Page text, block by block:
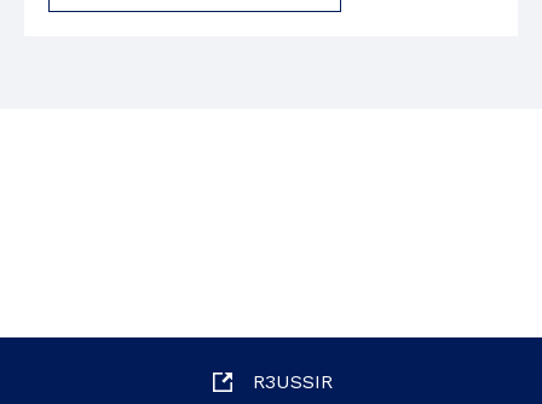
R3USSIR